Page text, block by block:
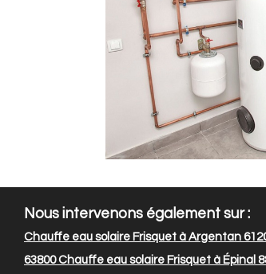
Nous intervenons également sur :
Chauffe eau solaire Frisquet à Argentan
63800Chauffe eau solaire Frisquet à Épinal